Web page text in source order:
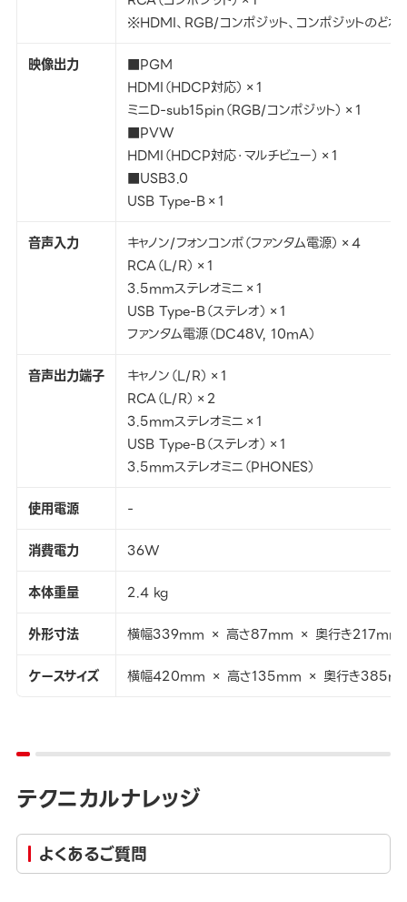
※HDMI、RGB/コンポジット、コンポジットのどれ
映像出力
■PGM
HDMI（HDCP対応）×1
ミニD-sub15pin（RGB/コンポジット）×1
■PVW
HDMI（HDCP対応・マルチビュー）×1
■USB3.0
USB Type-B×1
音声入力
キャノン/フォンコンボ（ファンタム電源）×4
RCA（L/R）×1
3.5mmステレオミニ×1
USB Type-B（ステレオ）×1
ファンタム電源（DC48V, 10mA）
音声出力端子
キャノン（L/R）×1
RCA（L/R）×2
3.5mmステレオミニ×1
USB Type-B（ステレオ）×1
3.5mmステレオミニ（PHONES）
使用電源
-
消費電力
36W
本体重量
2.4 kg
外形寸法
横幅339mm × 高さ87mm × 奥行き217mm
ケースサイズ
横幅420mm × 高さ135mm × 奥行き
テクニカルナレッジ
よくあるご質問